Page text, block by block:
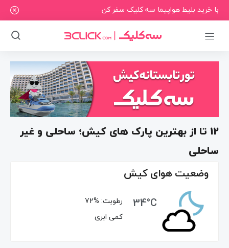
با خرید بلیط هواپیما سه کلیک سفر کن
12 تا از بهترین پارک های کیش؛ ساحلی و غیر
ساحلی
وضعیت هوای کیش
34°C
رطوبت: 72%
کمی ابری